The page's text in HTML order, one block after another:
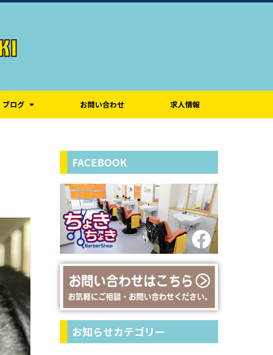
ブログ お問い合わせ 求人情報
FACEBOOK
お知らせカテゴリー